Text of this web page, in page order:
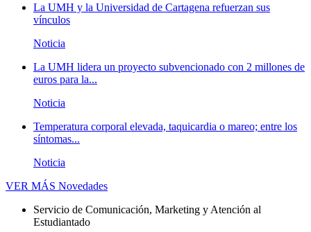
La UMH y la Universidad de Cartagena refuerzan sus
vínculos
Noticia
La UMH lidera un proyecto subvencionado con 2 millones de
euros para la...
Noticia
Temperatura corporal elevada, taquicardia o mareo; entre los
síntomas...
Noticia
VER MÁS Novedades
Servicio de Comunicación, Marketing y Atención al
Estudiantado